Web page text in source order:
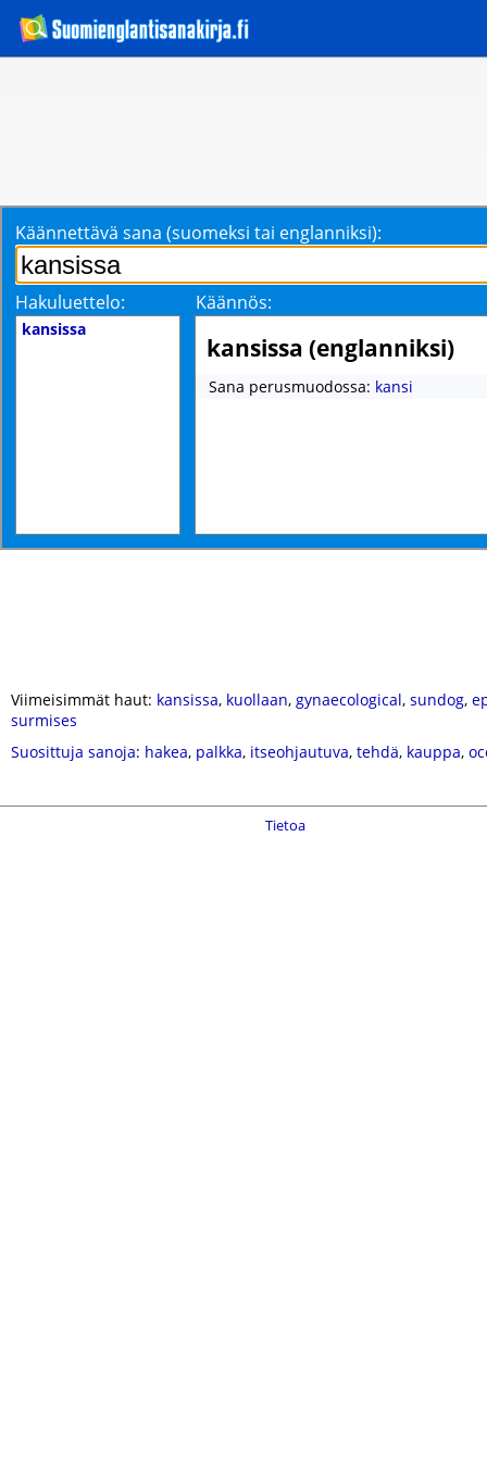
Käännettävä sana (suomeksi tai englanniksi):
Hakuluettelo: Käännös:
kansissa
kansissa (englanniksi)
Sana perusmuodossa: kansi
Viimeisimmät haut: kansissa, kuollaan, gynaecological, sundog,
surmises
Suosittuja sanoja: hakea, palkka, itseohjautuva, tehdä, kauppa,
Tietoa